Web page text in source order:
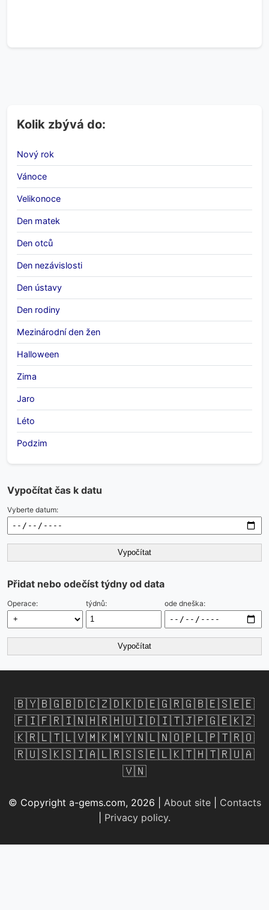
Kolik zbývá do:
Nový rok
Vánoce
Velikonoce
Den matek
Den otců
Den nezávislosti
Den ústavy
Den rodiny
Mezinárodní den žen
Halloween
Zima
Jaro
Léto
Podzim
Vypočítat čas k datu
Vyberte datum:
Vypočítat
Přidat nebo odečíst týdny od data
Operace: týdnů: ode dneška:
Vypočítat
🇧🇾🇧🇬🇧🇩🇨🇿🇩🇰🇩🇪🇬🇷🇬🇧🇪🇸🇪🇪
🇫🇮🇫🇷🇮🇳🇭🇷🇭🇺🇮🇩🇮🇹🇯🇵🇬🇪🇰🇿
🇰🇷🇱🇹🇱🇻🇲🇰🇲🇾🇳🇱🇳🇴🇵🇱🇵🇹🇷🇴
🇷🇺🇸🇰🇸🇮🇦🇱🇷🇸🇸🇪🇱🇰🇹🇭🇹🇷🇺🇦
🇻🇳
© Copyright a-gems.com, 2026 | About site| Contacts
Privacy policy.